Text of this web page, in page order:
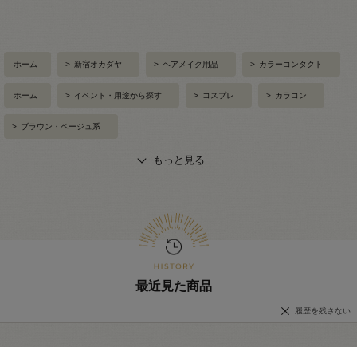
ホーム > 新宿オカダヤ > ヘアメイク用品 > カラーコンタクト
ホーム > イベント・用途から探す > コスプレ > カラコン
> ブラウン・ベージュ系
もっと見る
最近見た商品
履歴を残さない